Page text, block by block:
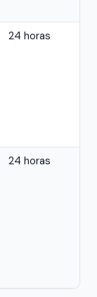
24 horas
24 horas